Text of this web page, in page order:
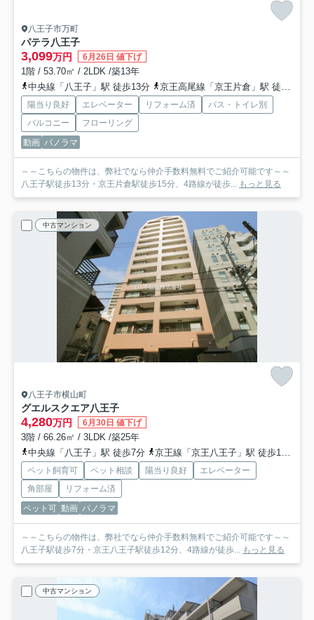
八王子市万町
パテラ八王子
3,099万円 6月26日 値下げ
1階 / 53.70㎡ / 2LDK /築13年
中央線「八王子」駅 徒歩13分
京王高尾線「京王片倉」駅 徒歩15分
陽当り良好 エレベーター リフォーム済
バス・トイレ別
バルコニー
フローリング
動画 パノラマ
～～こちらの物件は、弊社でなら仲介手数料無料でご紹介可能です～～
八王子駅徒歩13分・京王片倉駅徒歩15分、4路線が徒歩... もっと見る
中古マンション
八王子市横山町
グエルスクエア八王子
4,280万円 6月30日 値下げ
3階 / 66.26㎡ / 3LDK /築25年
中央線「八王子」駅 徒歩7分
京王線「京王八王子」駅 徒歩12分
ペット飼育可 ペット相談 陽当り良好
エレベーター
角部屋
リフォーム済
ペット可 動画 パノラマ
～～こちらの物件は、弊社でなら仲介手数料無料でご紹介可能です～～
八王子駅徒歩7分・京王八王子駅徒歩12分、4路線が徒歩... もっと見る
中古マンション